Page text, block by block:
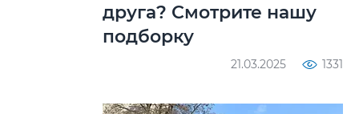
друга? Смотрите нашу
подборку
21.03.2025 1331